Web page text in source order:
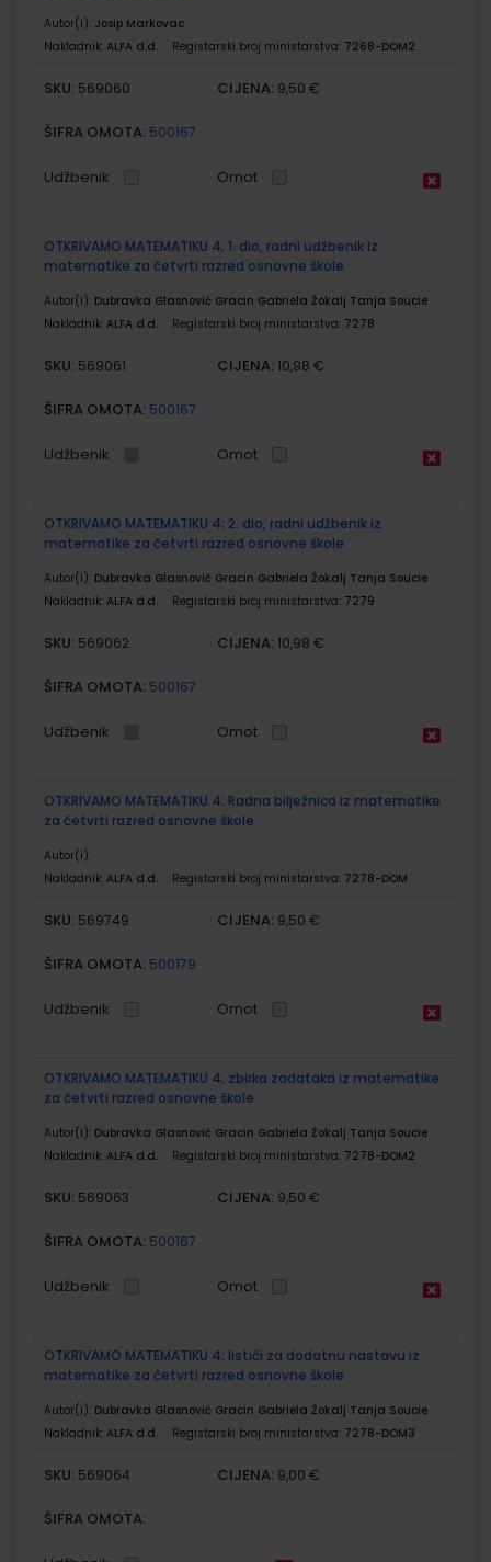
Autor(i): Josip Markovac
Nakladnik: ALFA d.d. Registarski broj ministarstva: 7268-DOM2
SKU: 569060 CIJENA: 9,50 €
ŠIFRA OMOTA: 500167
Udžbenik Omot
OTKRIVAMO MATEMATIKU 4; 1. dio, radni udžbenik iz
matematike za četvrti razred osnovne škole
Autor(i): Dubravka Glasnović Gracin Gabriela Žokalj Tanja Soucie
Nakladnik: ALFA d.d. Registarski broj ministarstva: 7278
SKU: 569061 CIJENA: 10,98 €
ŠIFRA OMOTA: 500167
Udžbenik Omot
OTKRIVAMO MATEMATIKU 4; 2. dio, radni udžbenik iz
matematike za četvrti razred osnovne škole
Autor(i): Dubravka Glasnović Gracin Gabriela Žokalj Tanja Soucie
Nakladnik: ALFA d.d. Registarski broj ministarstva: 7279
SKU: 569062 CIJENA: 10,98 €
ŠIFRA OMOTA: 500167
Udžbenik Omot
OTKRIVAMO MATEMATIKU 4; Radna bilježnica iz matematike
za četvrti razred osnovne škole
Autor(i):
Nakladnik: ALFA d.d. Registarski broj ministarstva: 7278-DOM
SKU: 569749 CIJENA: 9,50 €
ŠIFRA OMOTA: 500179
Udžbenik Omot
OTKRIVAMO MATEMATIKU 4; zbirka zadataka iz matematike
za četvrti razred osnovne škole
Autor(i): Dubravka Glasnović Gracin Gabriela Žokalj Tanja Soucie
Nakladnik: ALFA d.d. Registarski broj ministarstva: 7278-DOM2
SKU: 569063 CIJENA: 9,50 €
ŠIFRA OMOTA: 500167
Udžbenik Omot
OTKRIVAMO MATEMATIKU 4; listići za dodatnu nastavu iz
matematike za četvrti razred osnovne škole
Autor(i): Dubravka Glasnović Gracin Gabriela Žokalj Tanja Soucie
Nakladnik: ALFA d.d. Registarski broj ministarstva: 7278-DOM3
SKU: 569064 CIJENA: 9,00 €
ŠIFRA OMOTA: